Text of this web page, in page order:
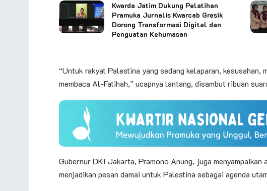
Kwarda Jatim Dukung Pelatihan
Pramuka Jurnalis Kwarcab Gresik
Dorong Transformasi Digital dan
Penguatan Kehumasan
“Untuk rakyat Palestina yang sedang kelaparan, kesusahan,
membaca Al-Fatihah,” ucapnya lantang, disambut ribuan
Gubernur DKI Jakarta, Pramono Anung, juga
menjadikan pesan damai untuk Palestina sebagai agenda